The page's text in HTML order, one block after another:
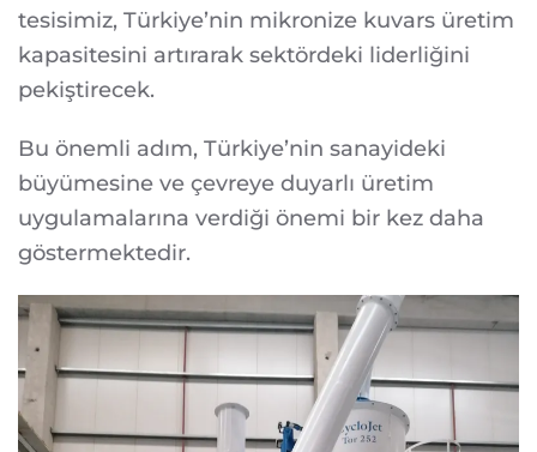
tesisimiz, Türkiye’nin mikronize kuvars üretim
kapasitesini artırarak sektördeki liderliğini
pekiştirecek.
Bu önemli adım, Türkiye’nin sanayideki
büyümesine ve çevreye duyarlı üretim
uygulamalarına verdiği önemi bir kez daha
göstermektedir.